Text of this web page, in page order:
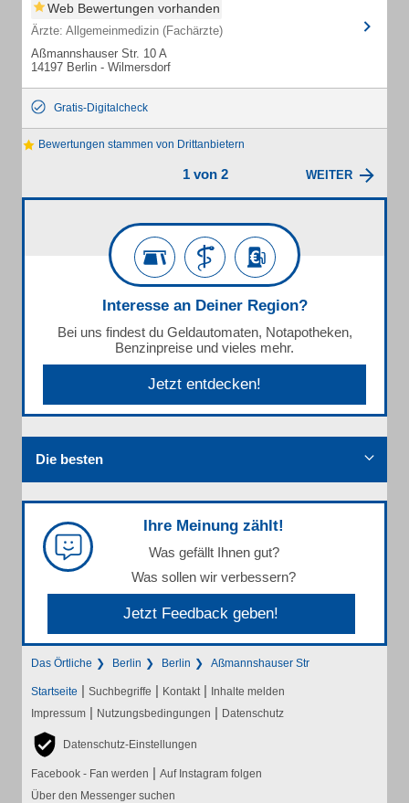
Web Bewertungen vorhanden
Ärzte: Allgemeinmedizin (Fachärzte)
Aßmannshauser Str. 10 A
14197 Berlin - Wilmersdorf
Gratis-Digitalcheck
Bewertungen stammen von Drittanbietern
1 von 2 WEITER
Interesse an Deiner Region?
Bei uns findest du Geldautomaten, Notapotheken,
Benzinpreise und vieles mehr.
Jetzt entdecken!
Die besten
Ihre Meinung zählt!
Was gefällt Ihnen gut?
Was sollen wir verbessern?
Jetzt Feedback geben!
Das Örtliche Berlin Berlin Aßmannshauser Str
Startseite | Suchbegriffe | Kontakt | Inhalte melden
Impressum | Nutzungsbedingungen | Datenschutz
Datenschutz-Einstellungen
Facebook - Fan werden | Auf Instagram folgen
Über den Messenger suchen